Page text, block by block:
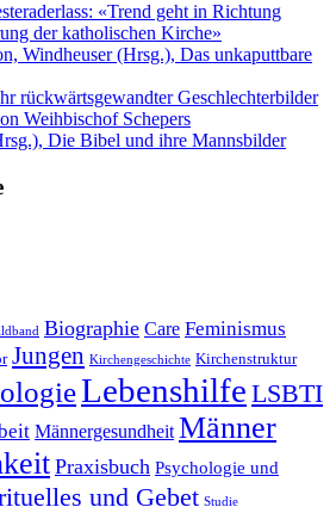
«Trend geht in Richtung
der katholischen Kirche»
Windheuser (Hrsg.), Das unkaputtbare
rückwärtsgewandter Geschlechterbilder
Weihbischof Schepers
Die Bibel und ihre Mannsbilder
Biographie Care Feminismus
Jungen Kirchengeschichte Kirchenstruktur
Lebenshilfe LSBTI
Männergesundheit Männer
Praxisbuch Psychologie und
und Gebet Studie